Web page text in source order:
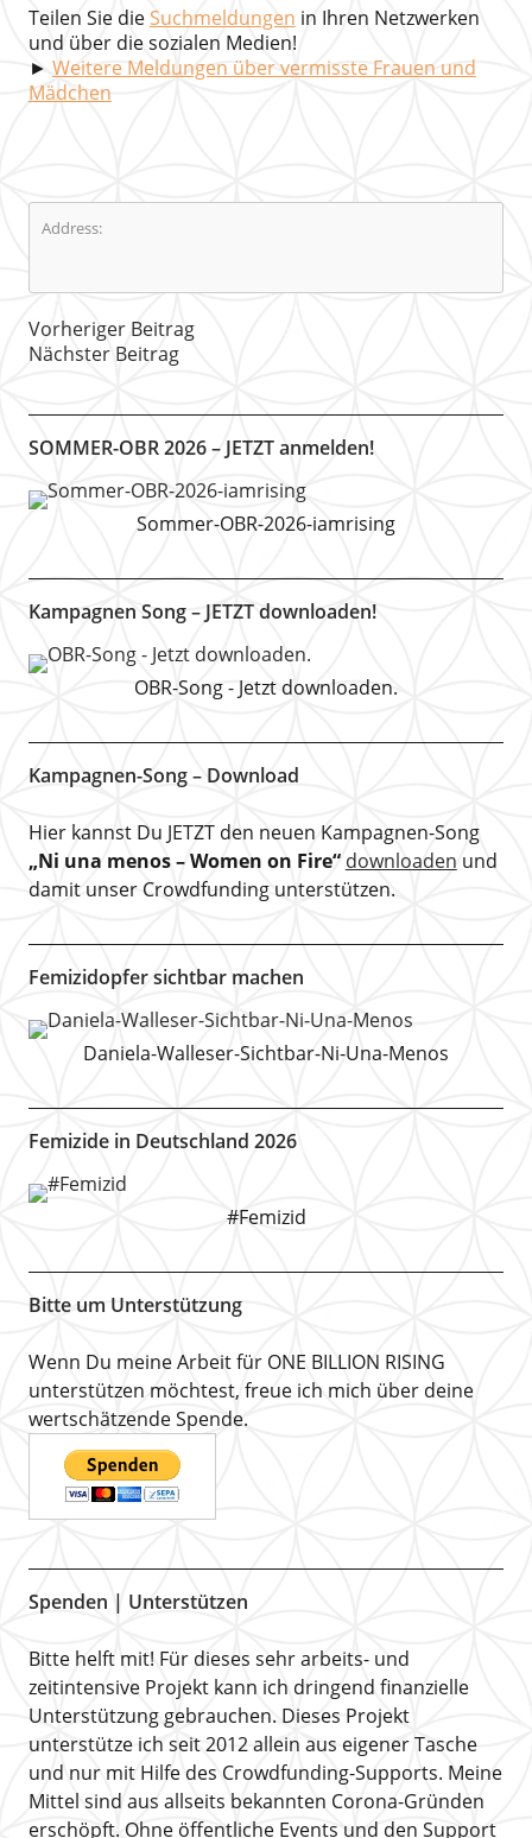
Teilen Sie die Suchmeldungen in Ihren Netzwerken
und über die sozialen Medien!
► Weitere Meldungen über vermisste Frauen und
Mädchen
Address:
Vorheriger Beitrag
Nächster Beitrag
SOMMER-OBR 2026 – JETZT anmelden!
Sommer-OBR-2026-iamrising
Kampagnen Song – JETZT downloaden!
OBR-Song - Jetzt downloaden.
Kampagnen-Song – Download
Hier kannst Du JETZT den neuen Kampagnen-Song
„Ni una menos – Women on Fire“ downloaden und
damit unser Crowdfunding unterstützen.
Femizidopfer sichtbar machen
Daniela-Walleser-Sichtbar-Ni-Una-Menos
Femizide in Deutschland 2026
#Femizid
Bitte um Unterstützung
Wenn Du meine Arbeit für ONE BILLION RISING
unterstützen möchtest, freue ich mich über deine
wertschätzende Spende.
Spenden | Unterstützen
Bitte helft mit! Für dieses sehr arbeits- und
zeitintensive Projekt kann ich dringend finanzielle
Unterstützung gebrauchen. Dieses Projekt
unterstütze ich seit 2012 allein aus eigener Tasche
und nur mit Hilfe des Crowdfunding-Supports. Meine
Mittel sind aus allseits bekannten Corona-Gründen
erschöpft. Ohne öffentliche Events und den Support